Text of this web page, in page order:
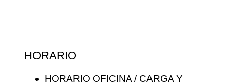
HORARIO
HORARIO OFICINA / CARGA Y